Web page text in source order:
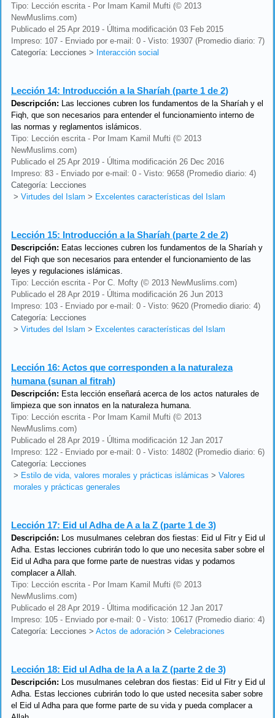
Tipo: Lección escrita - Por Imam Kamil Mufti (© 2013
NewMuslims.com)
Publicado el 25 Apr 2019 - Última modificación 03 Feb 2015
Impreso: 107 - Enviado por e-mail: 0 - Visto: 19307 (Promedio diario: 7)
Categoría: Lecciones > Interacción social
Lección 14: Introducción a la Sharíah (parte 1 de 2)
Descripción: Las lecciones cubren los fundamentos de la Sharíah y el
Fiqh, que son necesarios para entender el funcionamiento interno de
las normas y reglamentos islámicos.
Tipo: Lección escrita - Por Imam Kamil Mufti (© 2013
NewMuslims.com)
Publicado el 25 Apr 2019 - Última modificación 26 Dec 2016
Impreso: 83 - Enviado por e-mail: 0 - Visto: 9658 (Promedio diario: 4)
Categoría: Lecciones
> Virtudes del Islam > Excelentes características del Islam
Lección 15: Introducción a la Sharíah (parte 2 de 2)
Descripción: Eatas lecciones cubren los fundamentos de la Sharíah y
del Fiqh que son necesarios para entender el funcionamiento de las
leyes y regulaciones islámicas.
Tipo: Lección escrita - Por C. Mofty (© 2013 NewMuslims.com)
Publicado el 28 Apr 2019 - Última modificación 26 Jun 2013
Impreso: 103 - Enviado por e-mail: 0 - Visto: 9620 (Promedio diario: 4)
Categoría: Lecciones
> Virtudes del Islam > Excelentes características del Islam
Lección 16: Actos que corresponden a la naturaleza
humana (sunan al fitrah)
Descripción: Esta lección enseñará acerca de los actos naturales de
limpieza que son innatos en la naturaleza humana.
Tipo: Lección escrita - Por Imam Kamil Mufti (© 2013
NewMuslims.com)
Publicado el 28 Apr 2019 - Última modificación 12 Jan 2017
Impreso: 122 - Enviado por e-mail: 0 - Visto: 14802 (Promedio diario: 6)
Categoría: Lecciones
> Estilo de vida, valores morales y prácticas islámicas > Valores
morales y prácticas generales
Lección 17: Eid ul Adha de A a la Z (parte 1 de 3)
Descripción: Los musulmanes celebran dos fiestas: Eid ul Fitr y Eid ul
Adha. Estas lecciones cubrirán todo lo que uno necesita saber sobre el
Eid ul Adha para que forme parte de nuestras vidas y podamos
complacer a Allah.
Tipo: Lección escrita - Por Imam Kamil Mufti (© 2013
NewMuslims.com)
Publicado el 28 Apr 2019 - Última modificación 12 Jan 2017
Impreso: 105 - Enviado por e-mail: 0 - Visto: 10617 (Promedio diario: 4)
Categoría: Lecciones > Actos de adoración > Celebraciones
Lección 18: Eid ul Adha de la A a la Z (parte 2 de 3)
Descripción: Los musulmanes celebran dos fiestas: Eid ul Fitr y Eid ul
Adha. Estas lecciones cubrirán todo lo que usted necesita saber sobre
el Eid ul Adha para que forme parte de su vida y pueda complacer a